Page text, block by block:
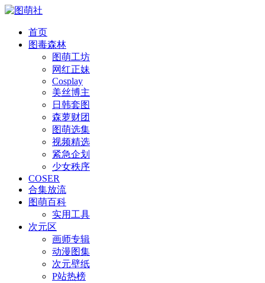
首页
图毒森林
图萌工坊
网红正妹
Cosplay
美丝博主
日韩套图
森萝财团
图萌选集
视频精选
紧急企划
少女秩序
COSER
合集放流
图萌百科
实用工具
次元区
画师专辑
动漫图集
次元壁纸
P站热榜